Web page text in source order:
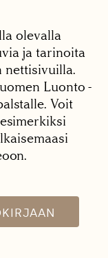
olevalla
ja tarinoita
nettisivuilla.
Luonto -
Voit